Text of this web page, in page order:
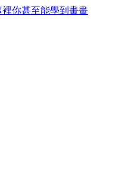
裡你甚至能學到畫畫